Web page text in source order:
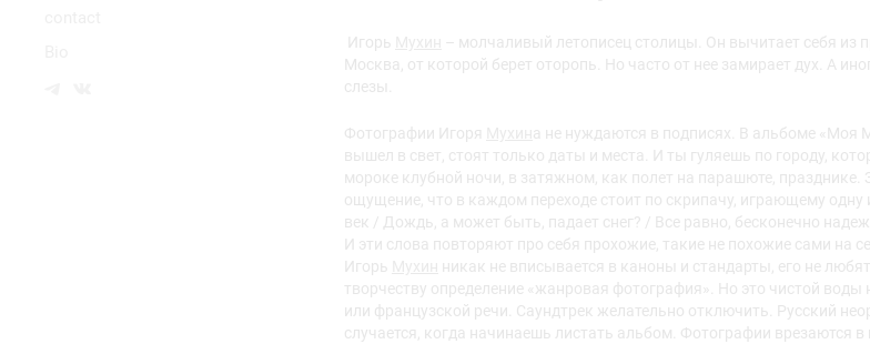
Игорь
– молчаливый летописец столицы. Он вычитает себя из
Москва, от которой берет оторопь. Но часто от нее замирает дух. А
слезы.
Фотографии Игоря
а не нуждаются в подписях. В альбоме «Моя
вышел в свет, стоят только даты и места. И ты гуляешь по городу,
мороке клубной ночи, в затяжном, как полет на парашюте, празднике.
ощущение, что в каждом переходе стоит по скрипачу, играющему
век / Дождь, а может быть, падает снег? / Все равно, бесконечно
И эти слова повторяют про себя прохожие, такие не похожие сами на
Игорь
никак не вписывается в каноны и стандарты, его не
творчеству определение «жанровая фотография». Но это чистой
или французской речи. Саундтрек желательно отключить. Русский
случается, когда начинаешь листать альбом. Фотографии врезаются